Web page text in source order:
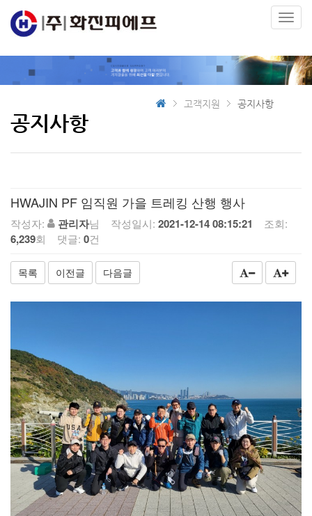
공지사항
고객지원 공지사항
HWAJIN PF 임직원 가을 트레킹 산행 행사
작성자: 관리자님 작성일시: 2021-12-14 08:15:21 조회:
6,239회 댓글: 0건
목록 이전글 다음글